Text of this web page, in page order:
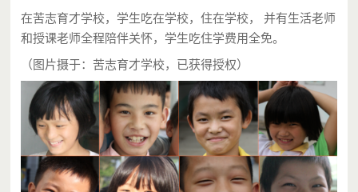
爱心人士 每月支持19.00元
凉白开 每月支持19.00元
爱心人士
每月支持19.00元
在苦志育才学校，学生吃在学校，住在学校， 并有生活老师
和授课老师全程陪伴关怀，学生吃住学费用全免。
（图片摄于：苦志育才学校，已获得授权）